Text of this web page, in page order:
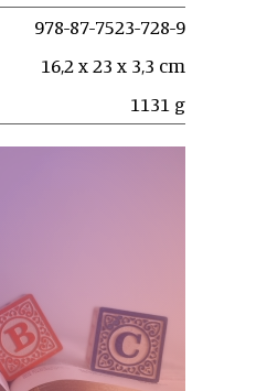
978-87-7523-728-9
16,2 x 23 x 3,3 cm
1131 g